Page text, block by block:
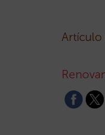
Artículo